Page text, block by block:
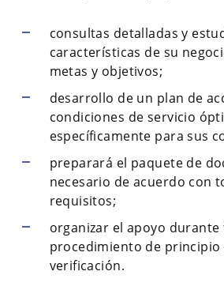
consultas detalladas y
características de su
metas y objetivos;
desarrollo de un plan de
condiciones de servicio
específicamente para sus
preparará el paquete de
necesario de acuerdo con
requisitos;
organizar el apoyo durante
procedimiento de principio
verificación.